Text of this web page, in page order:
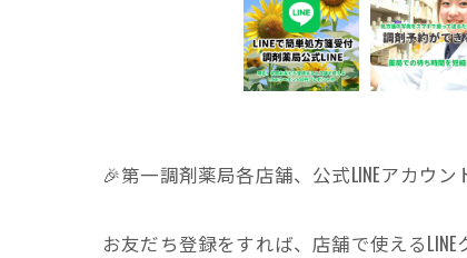
🎉第一調剤薬局各店舗、公式LINEアカウ
お友だち登録をすれば、店舗で使える